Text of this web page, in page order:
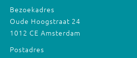
Bezoekadres
Oude Hoogstraat 24
1012 CE Amsterdam
Postadres